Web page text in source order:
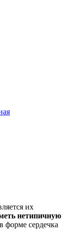
их
нетипичную
форме сердечка